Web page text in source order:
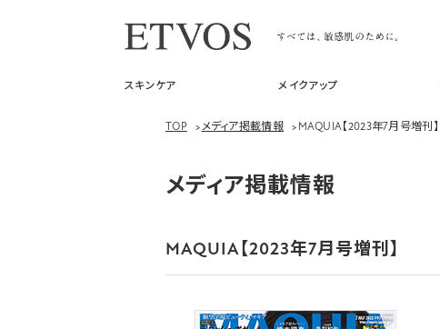
スキンケア メイクアップ
TOP >メディア掲載情報 > MAQUIA【2023年7月号増刊】
メディア掲載情報
MAQUIA【2023年7月号増刊】